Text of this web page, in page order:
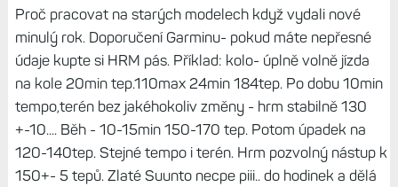
Proč pracovat na starých modelech když vydali nové
minulý rok. Doporučení Garminu- pokud máte nepřesné
údaje kupte si HRM pás. Příklad: kolo- úplně volně jízda
na kole 20min tep.110max 24min 184tep. Po dobu 10min
tempo,terén bez jakéhokoliv změny - hrm stabilně 130
+-10.... Běh - 10-15min 150-170 tep. Potom úpadek na
120-140tep. Stejné tempo i terén. Hrm pozvolný nástup k
150+- 5 tepů. Zlaté Suunto necpe piii.. do hodinek a dělá